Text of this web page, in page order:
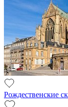
Рождественские